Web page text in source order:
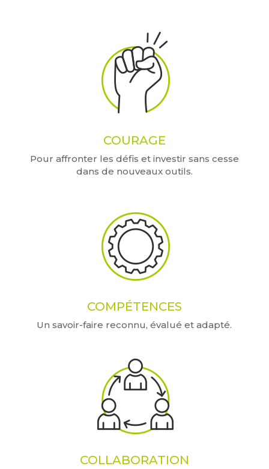
COURAGE
Pour affronter les défis et investir sans cesse
dans de nouveaux outils.
COMPÉTENCES
Un savoir-faire reconnu, évalué et adapté.
COLLABORATION